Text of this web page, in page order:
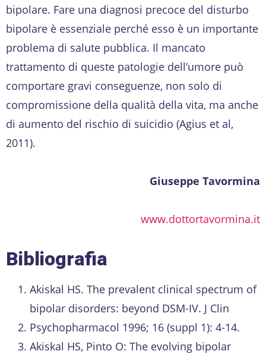
bipolare. Fare una diagnosi precoce del disturbo
bipolare è essenziale perché esso è un importante
problema di salute pubblica. Il mancato
trattamento di queste patologie dell’umore può
comportare gravi conseguenze, non solo di
compromissione della qualità della vita, ma anche
di aumento del rischio di suicidio (Agius et al,
2011).
Giuseppe Tavormina
www.dottortavormina.it
Bibliografia
Akiskal HS. The prevalent clinical spectrum of
bipolar disorders: beyond DSM-IV. J Clin
Psychopharmacol 1996; 16 (suppl 1): 4-14.
Akiskal HS, Pinto O: The evolving bipolar